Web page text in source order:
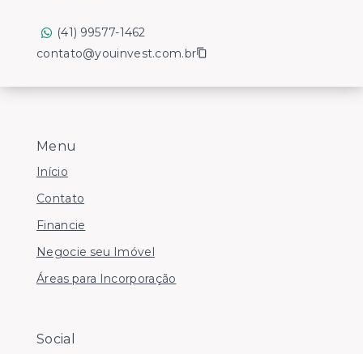
Menu
Início
Contato
Financie
Negocie seu Imóvel
Áreas para Incorporação
Social
(41) 99577-1462
contato@youinvest.com.br